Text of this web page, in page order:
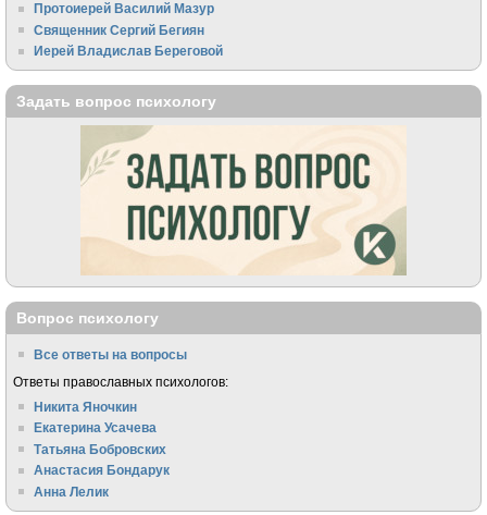
Протоиерей Василий Мазур
Священник Сергий Бегиян
Иерей Владислав Береговой
Задать вопрос психологу
Вопрос психологу
Все ответы на вопросы
Ответы православных психологов:
Никита Яночкин
Екатерина Усачева
Татьяна Бобровских
Анастасия Бондарук
Анна Лелик